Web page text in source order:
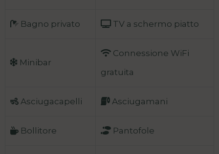
Bagno privato TV a schermo piatto
Minibar
Connessione WiFi
gratuita
Asciugacapelli Asciugamani
Bollitore Pantofole